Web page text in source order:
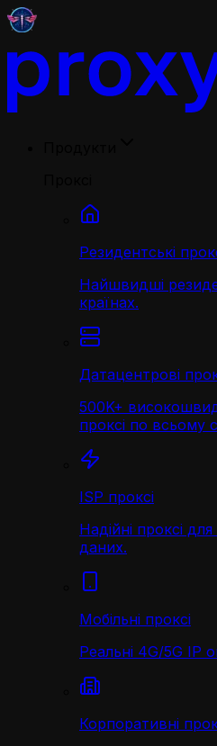
Резидентські
Найшвидші
країнах.
Датацентрові
500K+
проксі по всьому
ISP проксі
Надійні проксі
даних.
Мобільні проксі
Реальні 4G/5G IP
Корпоративні